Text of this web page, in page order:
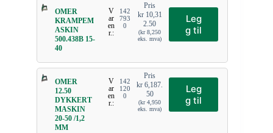
OMER
KRAMPEM
ASKIN
500.438B 15-
40
V
ar
en
r.:
142
793
0
Pris
kr10,31
2.50
(kr8,250
eks. mva)
Leg
g til
OMER
12.50
DYKKERT
MASKIN
20-50 /1,2
MM
V
ar
en
r.:
142
120
0
Pris
kr 6,187.
50
(kr4,950
eks. mva)
Leg
g til